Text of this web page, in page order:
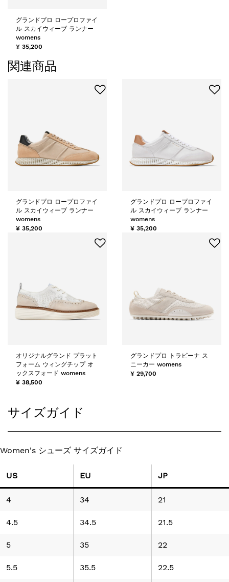
グランドプロ ロープロファイ
ル スカイウィーブ ランナー
womens
¥ 35,200
関連商品
グランドプロ ロープロファイ
ル スカイウィーブ ランナー
womens
¥ 35,200
グランドプロ ロープロファイ
ル スカイウィーブ ランナー
womens
¥ 35,200
オリジナルグランド プラット
フォーム ウィングチップ オ
ックスフォード womens
¥ 38,500
グランドプロ トラビーナ ス
ニーカー womens
¥ 29,700
サイズガイド
Women's シューズ サイズガイド
US EU JP
4 34 21
4.5 34.5 21.5
5 35 22
5.5 35.5 22.5